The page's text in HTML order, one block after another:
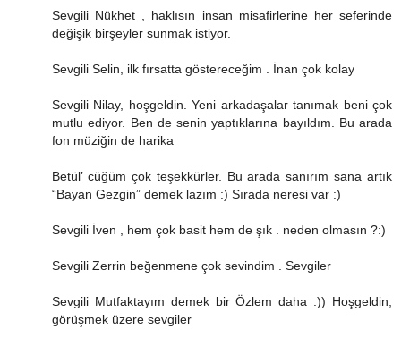
Sevgili Nükhet , haklısın insan misafirlerine her seferinde
değişik birşeyler sunmak istiyor.
Sevgili Selin, ilk fırsatta göstereceğim . İnan çok kolay
Sevgili Nilay, hoşgeldin. Yeni arkadaşalar tanımak beni çok
mutlu ediyor. Ben de senin yaptıklarına bayıldım. Bu arada
fon müziğin de harika
Betül’ cüğüm çok teşekkürler. Bu arada sanırım sana artık
“Bayan Gezgin” demek lazım :) Sırada neresi var :)
Sevgili İven , hem çok basit hem de şık . neden olmasın ?:)
Sevgili Zerrin beğenmene çok sevindim . Sevgiler
Sevgili Mutfaktayım demek bir Özlem daha :)) Hoşgeldin,
görüşmek üzere sevgiler